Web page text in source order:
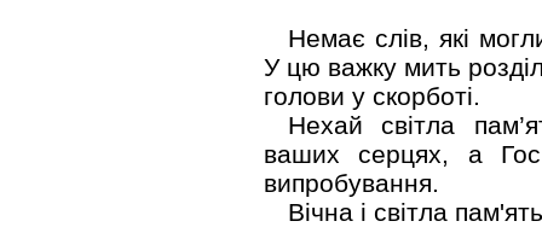
Немає слів, які
У цю важку мить
голови у скорботі.
Нехай світла
ваших серцях, а
випробування.
Вічна і світла